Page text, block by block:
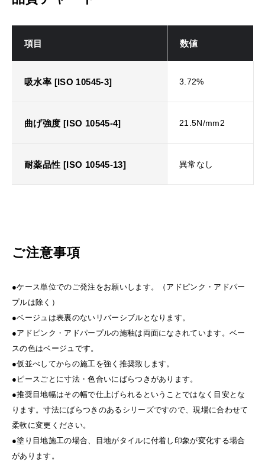
項目 数値
吸水率 [ISO 10545-3] 3.72%
曲げ強度 [ISO 10545-4] 21.5N/mm2
耐薬品性 [ISO 10545-13] 異常なし
ご注意事項
●ケース単位でのご発注をお願いします。（アドピンク・アドパー
プルは除く）
●ベージュは表裏のないリバーシブルとなります。
●アドピンク・アドパープルの施釉は両面になされています。ベー
スの色はベージュです。
●仮並べしてからの施工を強く推奨致します。
●ピースごとに寸法・色合いにばらつきがあります。
●推奨目地幅はその幅で仕上げられるということではなく目安とな
ります。寸法にばらつきのあるシリーズですので、現場に合わせて
柔軟に変更ください。
●塗り目地施工の場合、目地がタイルに付着し印象が変化する場合
があります。